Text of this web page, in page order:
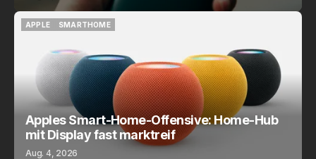
APPLE
SMARTHOME
Apples Smart-Home-Offensive: Home-Hub
mit Display fast marktreif
Aug. 4, 2026